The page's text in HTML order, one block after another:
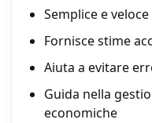
Semplice e
Fornisce stime
Aiuta a evitare
Guida nella
economiche